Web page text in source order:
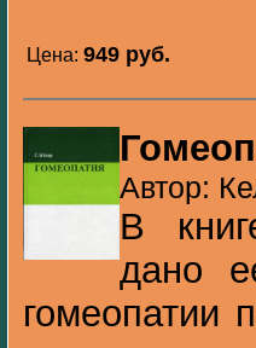
Цена: 949 pуб.
Автор:
В
дано
гомеопатии